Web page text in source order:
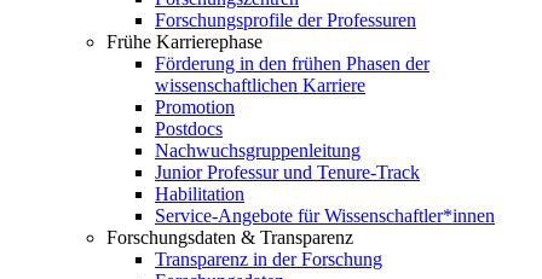
Forschungsprofile der Professuren
Frühe Karrierephase
Förderung in den frühen Phasen der
wissenschaftlichen Karriere
Promotion
Postdocs
Nachwuchsgruppenleitung
Junior Professur und Tenure-Track
Habilitation
Service-Angebote für Wissenschaftler*innen
Forschungsdaten & Transparenz
Transparenz in der Forschung